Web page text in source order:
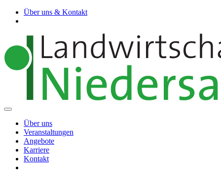
Über uns & Kontakt
Über uns
Veranstaltungen
Angebote
Karriere
Kontakt